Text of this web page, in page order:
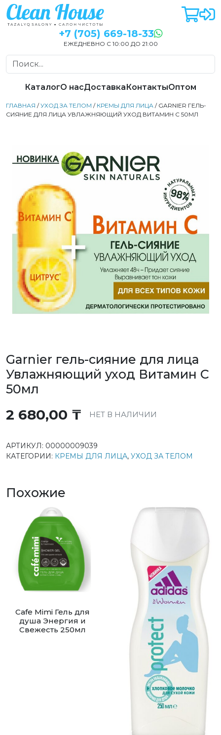
+7 (705) 669-18-33
ЕЖЕДНЕВНО С 10:00 ДО 21:00
КаталогО насДоставкаКонтактыОптом
ГЛАВНАЯ /УХОД ЗА ТЕЛОМ / КРЕМЫ ДЛЯ ЛИЦА / GARNIER ГЕЛЬ-
СИЯНИЕ ДЛЯ ЛИЦА УВЛАЖНЯЮЩИЙ УХОД ВИТАМИН С 50МЛ
Garnier гель-сияние для лица
Увлажняющий уход Витамин С
50мл
2 680,00 ₸ НЕТ В НАЛИЧИИ
АРТИКУЛ: 00000009039
КАТЕГОРИИ: КРЕМЫ ДЛЯ ЛИЦА, УХОД ЗА ТЕЛОМ
Похожие
Cafe Mimi Гель для
душа Энергия и
Свежесть 250мл